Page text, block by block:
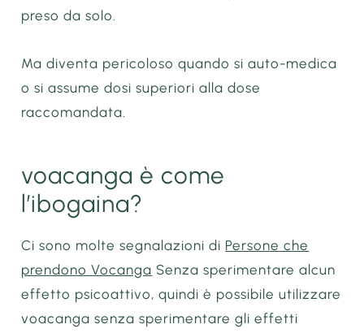
preso da solo.
Ma diventa pericoloso quando si auto-medica
o si assume dosi superiori alla dose
raccomandata.
voacanga è come
l’ibogaina?
Ci sono molte segnalazioni di Persone che
prendono Vocanga Senza sperimentare alcun
effetto psicoattivo, quindi è possibile utilizzare
voacanga senza sperimentare gli effetti